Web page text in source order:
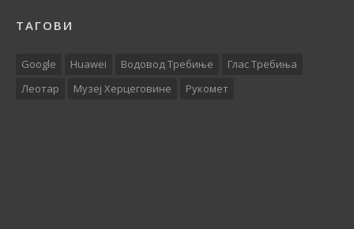
ТАГОВИ
Google Huawei Водовод Требиње
Глас Требиња
Леотар
Музеј Херцеговине Рукомет